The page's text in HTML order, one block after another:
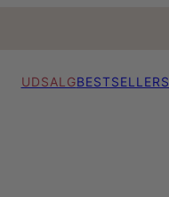
UDSALGBESTSELLERS